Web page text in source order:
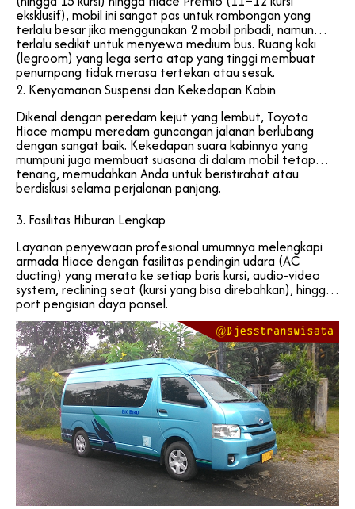
eksklusif), mobil ini sangat pas untuk rombongan yang
terlalu besar jika menggunakan 2 mobil pribadi, namun
terlalu sedikit untuk menyewa medium bus. Ruang kaki
(legroom) yang lega serta atap yang tinggi membuat
penumpang tidak merasa tertekan atau sesak.
2. Kenyamanan Suspensi dan Kekedapan Kabin
Dikenal dengan peredam kejut yang lembut, Toyota
Hiace mampu meredam guncangan jalanan berlubang
dengan sangat baik. Kekedapan suara kabinnya yang
mumpuni juga membuat suasana di dalam mobil tetap
tenang, memudahkan Anda untuk beristirahat atau
berdiskusi selama perjalanan panjang.
3. Fasilitas Hiburan Lengkap
Layanan penyewaan profesional umumnya melengkapi
armada Hiace dengan fasilitas pendingin udara (AC
ducting) yang merata ke setiap baris kursi, audio-video
system, reclining seat (kursi yang bisa direbahkan), hingga
port pengisian daya ponsel.